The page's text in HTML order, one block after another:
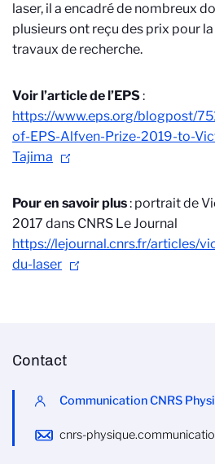
laser, il a encadré de nombreux
plusieurs ont reçu des prix pour
travaux de recherche.
Voir l’article de l’EPS:
https://www.eps.org/blogpost/
of-EPS-Alfven-Prize-2019-to-
Tajima
Pour en savoir plus: portrait de
2017 dans CNRS Le Journal
https://lejournal.cnrs.fr/articles/
du-laser
Contact
Communication CNRS
cnrs-